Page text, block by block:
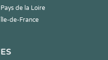
Pays de la Loire
Île-de-France